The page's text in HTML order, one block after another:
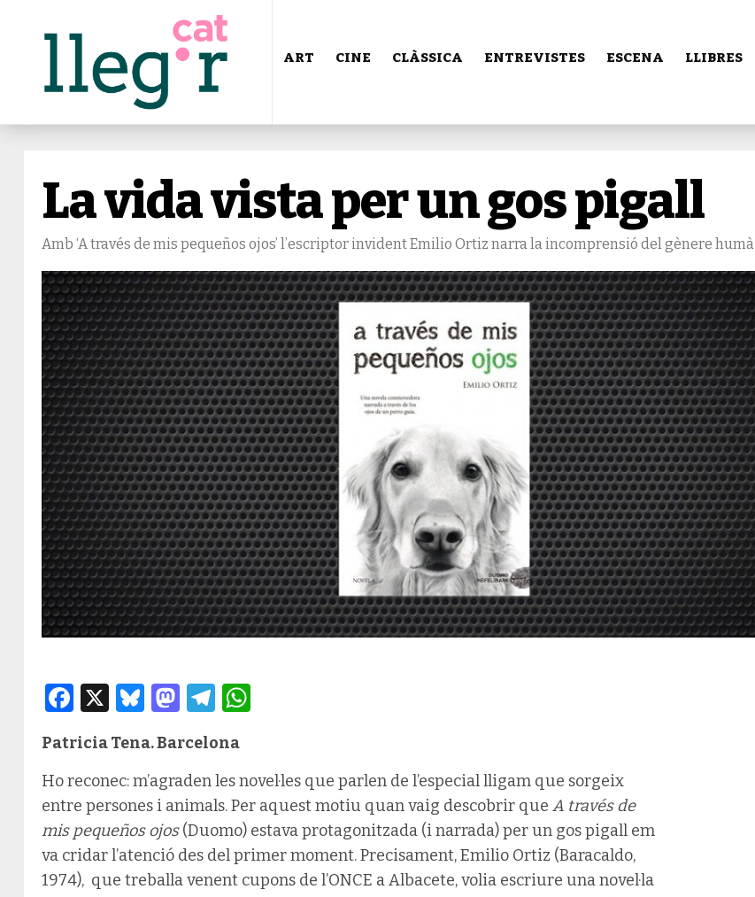
ART CINE CLÀSSICA ENTREVISTES ESCENA LLIBRES
La vida vista per un gos pigall
Amb ‘A través de mis pequeños ojos’ l’escriptor invident Emilio Ortiz narra la incomprensió del gènere humà
Facebook
X Bluesky
Mastodon
Telegram
Patricia Tena. Barcelona
Ho reconec: m’agraden les novel·les que parlen de l’especial lligam que sorgeix
entre persones i animals. Per aquest motiu quan vaig descobrir que A través de
mis pequeños ojos(Duomo) estava protagonitzada (i narrada) per un gos pigall em
va cridar l’atenció des del primer moment. Precisament, Emilio Ortiz (Baracaldo,
1974), que treballa venent cupons de l’ONCE a Albacete, volia escriure una novel·la